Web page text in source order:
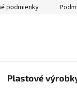
podmienky
Plastové